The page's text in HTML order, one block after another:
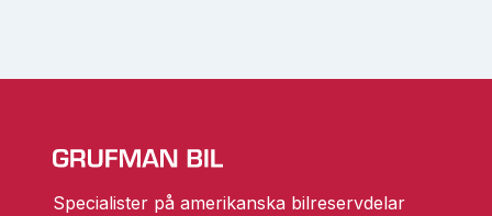
Specialister på amerikanska bilreservdelar